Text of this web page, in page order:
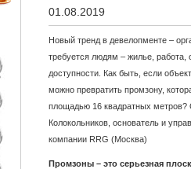
01.08.2019
Новый тренд в девелопменте –
требуется людям – жилье,
доступности. Как быть, если
можно превратить промзону,
площадью 16 квадратных
Колокольников, основатель и
компании RRG (Москва)
Промзоны – это серьезная